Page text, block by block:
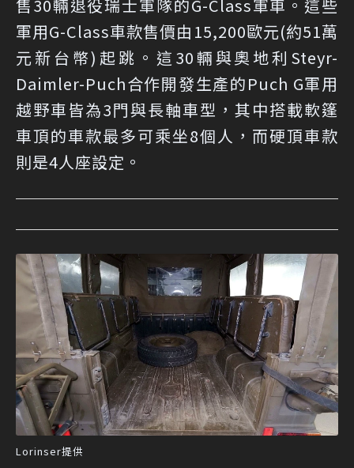
售30輛退役瑞士軍隊的G-Class軍車。這些
軍用G-Class車款售價由15,200歐元(約51萬
元新台幣)起跳。這30輛與奧地利Steyr-
Daimler-Puch合作開發生產的Puch G軍用
越野車皆為3門與長軸車型，其中搭載軟篷
車頂的車款最多可乘坐8個人，而硬頂車款
則是4人座設定。
Lorinser提供